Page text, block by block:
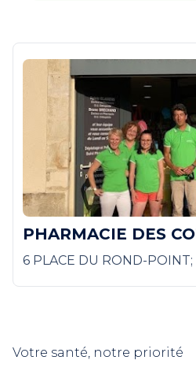
PHARMACIE DES
6 PLACE DU ROND-
Votre santé, notre priorité